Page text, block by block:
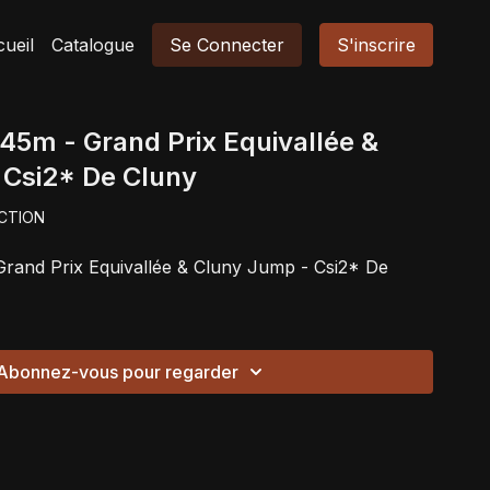
Catalogue Se Connecter S'inscrire
- Grand Prix Equivallée &
De Cluny
Prix Equivallée & Cluny Jump - Csi2* De
vous pour regarder